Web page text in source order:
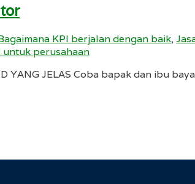
KPI berjalan dengan baik,
untuk perusahaan
YANG JELAS Coba bapak dan ibu